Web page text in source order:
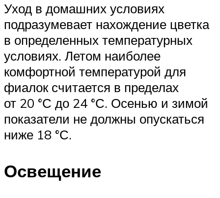
Уход в домашних условиях
подразумевает нахождение цветка
в определенных температурных
условиях. Летом наиболее
комфортной температурой для
фиалок считается в пределах
от 20 °С до 24 °С. Осенью и зимой
показатели не должны опускаться
ниже 18 °С.
Освещение